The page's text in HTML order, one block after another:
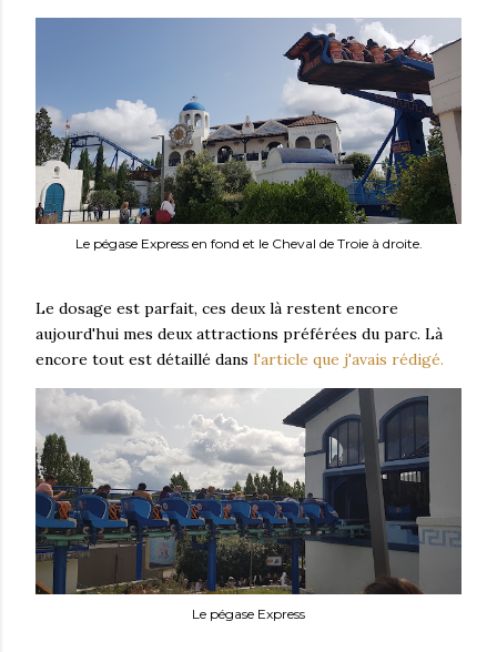
Le pégase Express en fond et le Cheval de Troie à droite.
Le dosage est parfait, ces deux là restent encore
aujourd'hui mes deux attractions préférées du parc. Là
encore tout est détaillé dans l'article que j'avais rédigé.
Le pégase Express